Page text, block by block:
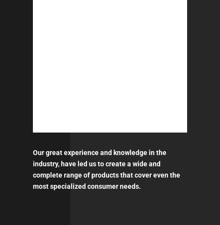
Our great experience and knowledge in the
industry, have led us to create a wide and
complete range of products that cover even the
most specialized consumer needs.